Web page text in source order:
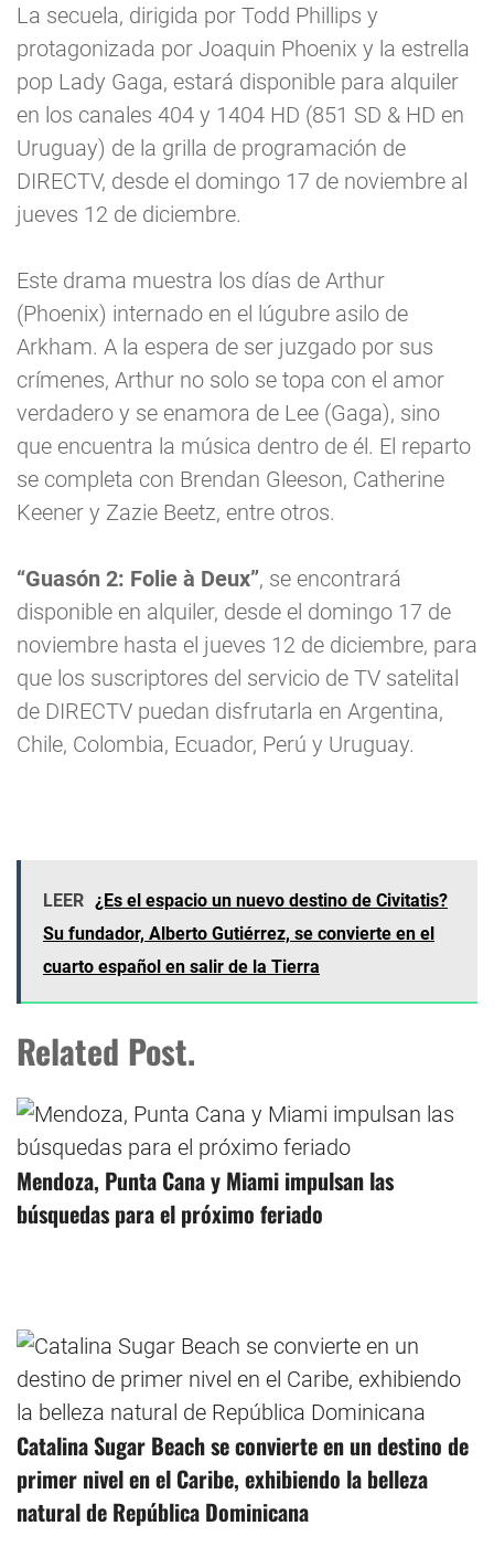
La secuela, dirigida por Todd Phillips y
protagonizada por Joaquin Phoenix y la estrella
pop Lady Gaga, estará disponible para alquiler
en los canales 404 y 1404 HD (851 SD & HD en
Uruguay) de la grilla de programación de
DIRECTV, desde el domingo 17 de noviembre al
jueves 12 de diciembre.
Este drama muestra los días de Arthur
(Phoenix) internado en el lúgubre asilo de
Arkham. A la espera de ser juzgado por sus
crímenes, Arthur no solo se topa con el amor
verdadero y se enamora de Lee (Gaga), sino
que encuentra la música dentro de él. El reparto
se completa con Brendan Gleeson, Catherine
Keener y Zazie Beetz, entre otros.
“Guasón 2: Folie à Deux”, se encontrará
disponible en alquiler, desde el domingo 17 de
noviembre hasta el jueves 12 de diciembre, para
que los suscriptores del servicio de TV satelital
de DIRECTV puedan disfrutarla en Argentina,
Chile, Colombia, Ecuador, Perú y Uruguay.
LEER ¿Es el espacio un nuevo destino de Civitatis?
Su fundador, Alberto Gutiérrez, se convierte en el
cuarto español en salir de la Tierra
Related Post.
Mendoza, Punta Cana y Miami impulsan las
búsquedas para el próximo feriado
Catalina Sugar Beach se convierte en un destino de
primer nivel en el Caribe, exhibiendo la belleza
natural de República Dominicana